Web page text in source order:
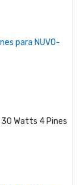
para NUVO-